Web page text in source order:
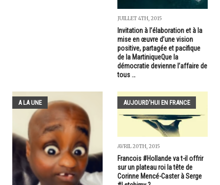
JUILLET 4TH, 2015
Invitation à l’élaboration et à la
mise en œuvre d’une vision
positive, partagée et pacifique
de la MartiniqueQue la
démocratie devienne l’affaire de
tous …
A LA UNE AUJOURD'HUI EN FRANCE
AVRIL 20TH, 2015
Francois #Hollande va t-il offrir
sur un plateau roi la tête de
Corinne Mencé-Caster à Serge